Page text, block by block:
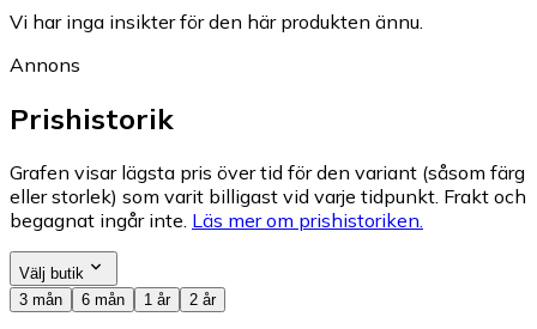
Vi har inga insikter för den här produkten ännu.
Annons
Prishistorik
Grafen visar lägsta pris över tid för den variant (såsom färg
eller storlek) som varit billigast vid varje tidpunkt. Frakt och
begagnat ingår inte. Läs mer om prishistoriken.
Välj butik
3 mån
6 mån 1 år 2 år